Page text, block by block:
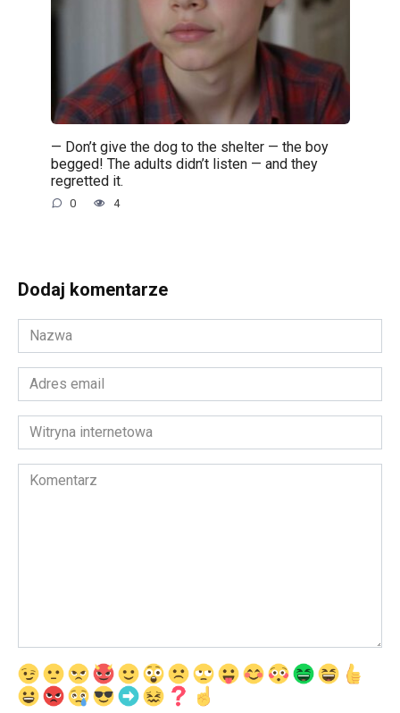
— Don’t give the dog to the shelter — the boy
begged! The adults didn’t listen — and they
regretted it.
0 4
Dodaj komentarze
Nazwa
*
Adres
email
*Witryna
internetowa
Komentarz